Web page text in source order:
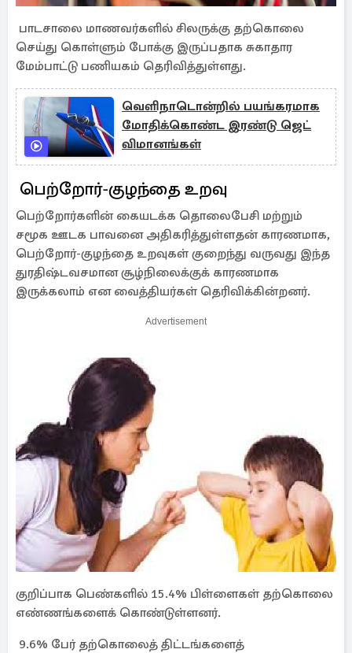
பாடசாலை மாணவர்களில் சிலருக்கு தற்கொலை
செய்து கொள்ளும் போக்கு இருப்பதாக சுகாதார
மேம்பாட்டு பணியகம் தெரிவித்துள்ளது.
வெளிநாடொன்றில் பயங்கரமாக
மோதிக்கொண்ட இரண்டு ஜெட்
விமானங்கள்
பெற்றோர்-குழந்தை உறவு
பெற்றோர்களின் கையடக்க தொலைபேசி மற்றும்
சமூக ஊடக பாவனை அதிகரித்துள்ளதன் காரணமாக,
பெற்றோர்-குழந்தை உறவுகள் குறைந்து வருவது இந்த
துரதிஷ்டவசமான சூழ்நிலைக்குக் காரணமாக
இருக்கலாம் என வைத்தியர்கள் தெரிவிக்கின்றனர்.
Advertisement
குறிப்பாக பெண்களில் 15.4% பிள்ளைகள் தற்கொலை
எண்ணங்களைக் கொண்டுள்ளனர்.
9.6% பேர் தற்கொலைத் திட்டங்களைத்